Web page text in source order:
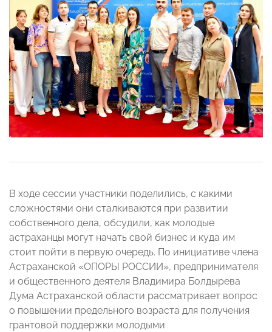
В ходе сессии участники поделились, с какими
сложностями они сталкиваются при развитии
собственного дела, обсудили, как молодые
астраханцы могут начать свой бизнес и куда им
стоит пойти в первую очередь. По инициативе члена
Астраханской «ОПОРЫ РОССИИ», предпринимателя
и общественного деятеля Владимира Болдырева
Дума Астраханской области рассматривает вопрос
о повышении предельного возраста для получения
грантовой поддержки молодыми